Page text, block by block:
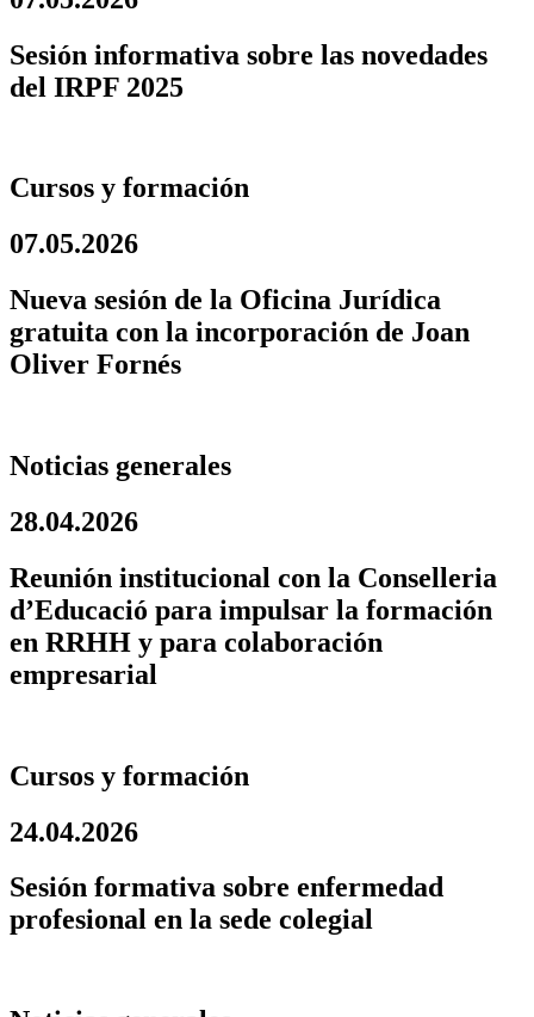
Sesión informativa sobre las novedades
del IRPF 2025
Cursos y formación
07.05.2026
Nueva sesión de la Oficina Jurídica
gratuita con la incorporación de Joan
Oliver Fornés
Noticias generales
28.04.2026
Reunión institucional con la Conselleria
d’Educació para impulsar la formación
en RRHH y para colaboración
empresarial
Cursos y formación
24.04.2026
Sesión formativa sobre enfermedad
profesional en la sede colegial